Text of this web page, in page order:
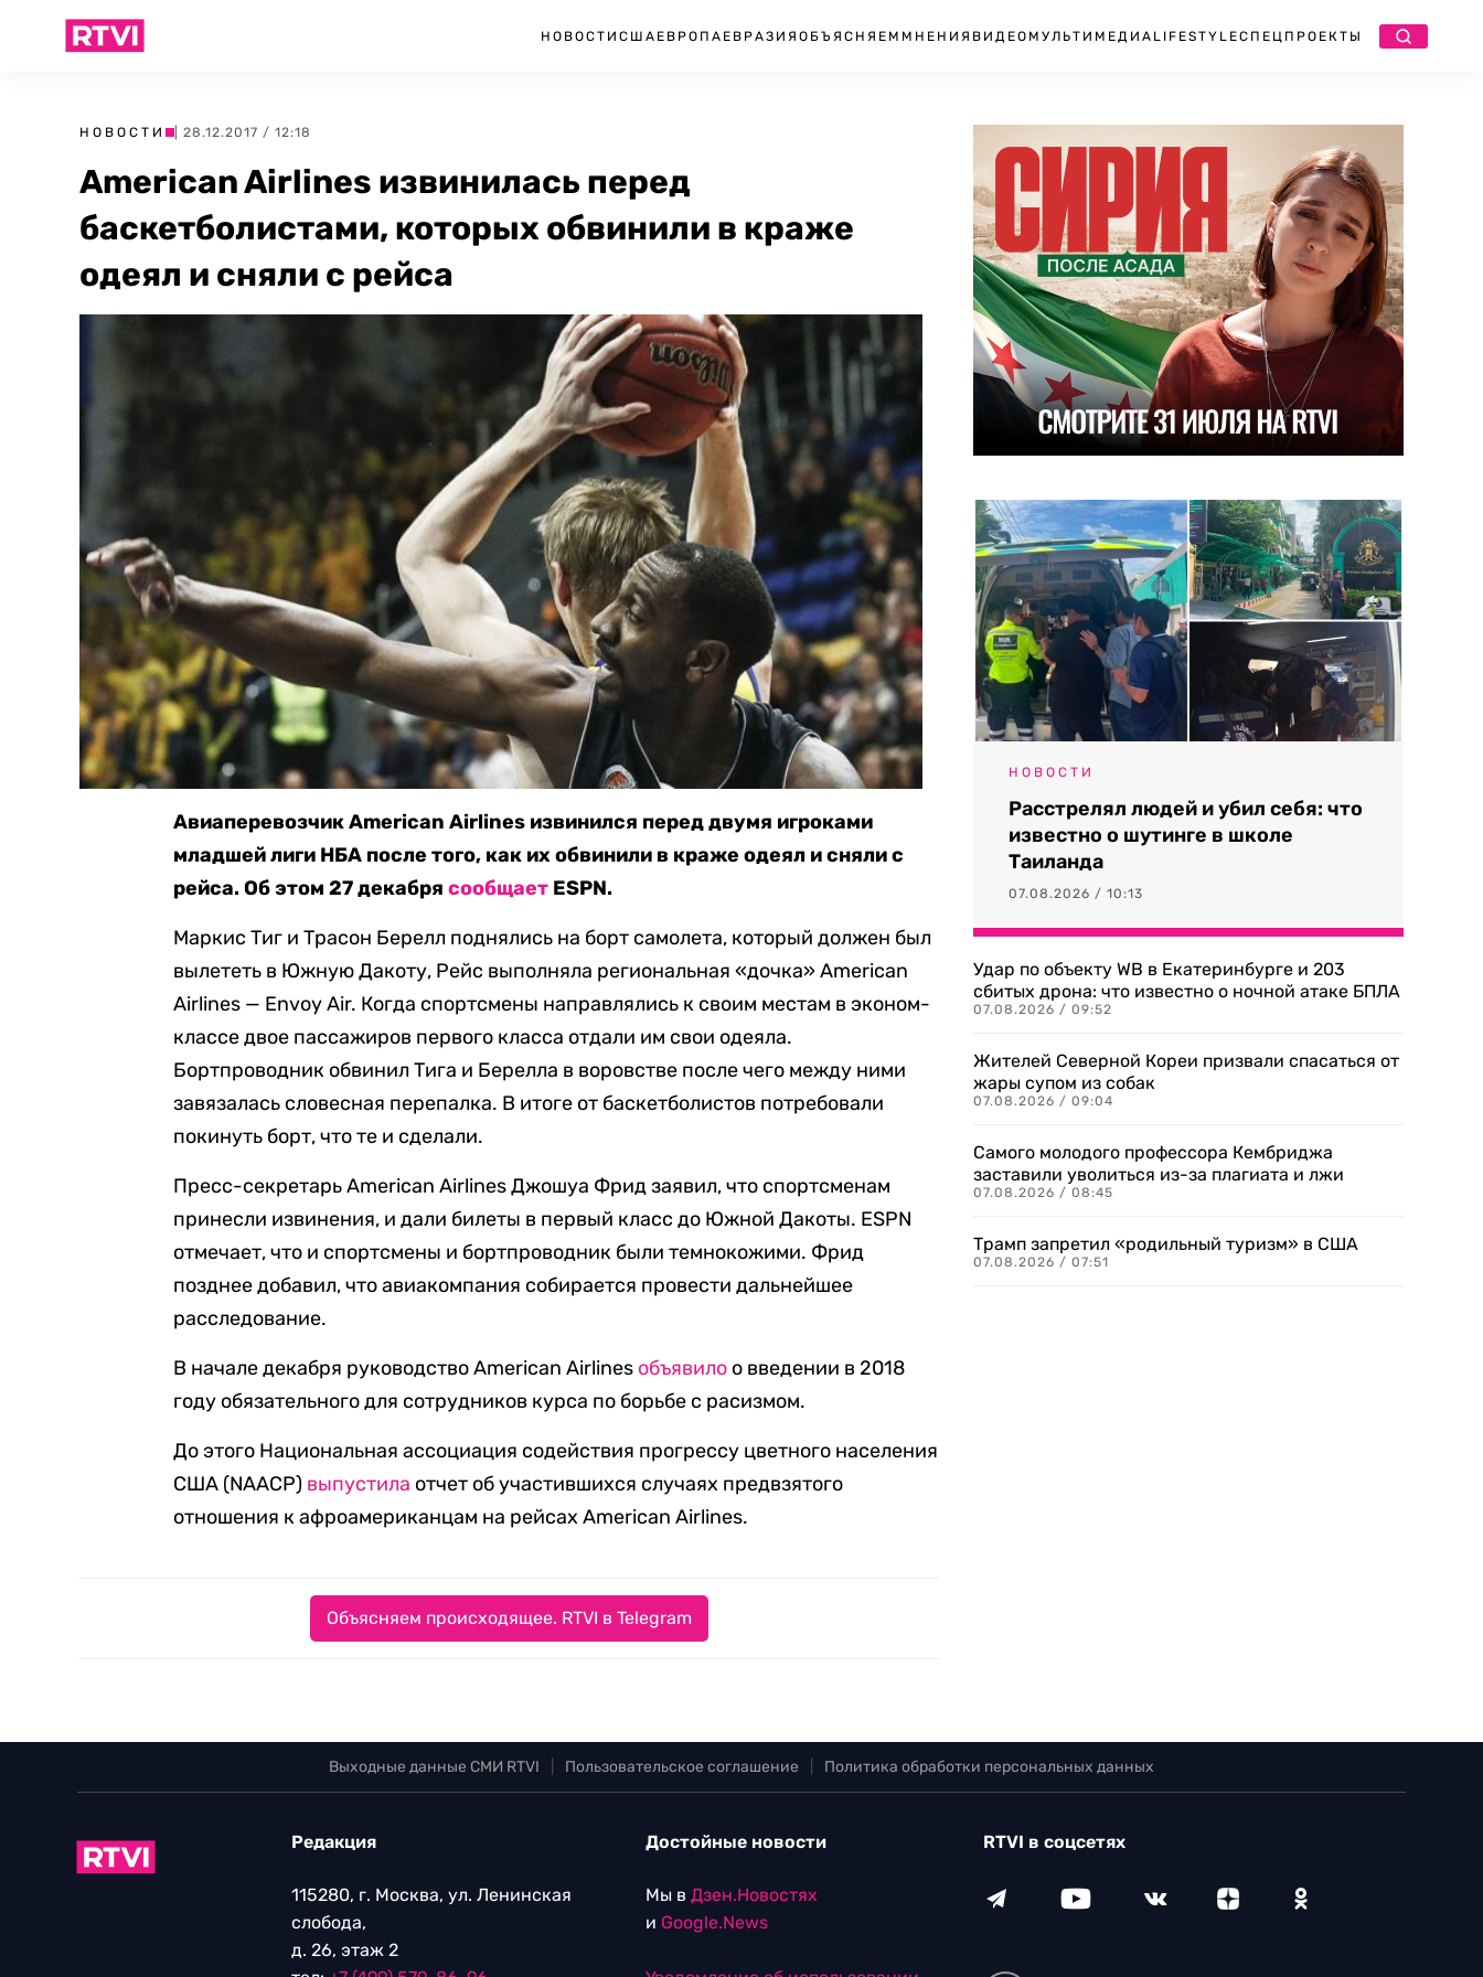
НОВОСТИ США ЕВРОПА ЕВРАЗИЯ ОБЪЯСНЯЕМ МНЕНИЯ ВИДЕО МУЛЬТИМЕДИА LIFESTYLEСПЕЦПРОЕКТЫ
НОВОСТИ | 28.12.2017 / 12:18
American Airlines извинилась перед
баскетболистами, которых обвинили в краже
одеял и сняли с рейса
Авиаперевозчик American Airlines извинился перед двумя игроками
младшей лиги НБА после того, как их обвинили в краже одеял и сняли с
рейса. Об этом 27 декабрясообщает ESPN.
Маркис Тиг и Трасон Берелл поднялись на борт самолета, который должен был
вылететь в Южную Дакоту, Рейс выполняла региональная «дочка» American
Airlines — Envoy Air. Когда спортсмены направлялись к своим местам в эконом-
классе двое пассажиров первого класса отдали им свои одеяла.
Бортпроводник обвинил Тига и Берелла в воровстве после чего между ними
завязалась словесная перепалка. В итоге от баскетболистов потребовали
покинуть борт, что те и сделали.
Пресс-секретарь American Airlines Джошуа Фрид заявил, что спортсменам
принесли извинения, и дали билеты в первый класс до Южной Дакоты. ESPN
отмечает, что и спортсмены и бортпроводник были темнокожими. Фрид
позднее добавил, что авиакомпания собирается провести дальнейшее
расследование.
В начале декабря руководство American Airlines объявило о введении в 2018
году обязательного для сотрудников курса по борьбе с расизмом.
До этого Национальная ассоциация содействия прогрессу цветного населения
США (NAACP) выпустила отчет об участившихся случаях предвзятого
отношения к афроамериканцам на рейсах American Airlines.
Объясняем происходящее. RTVI в Telegram
НОВОСТИ
Расстрелял людей и убил себя: что
известно о шутинге в школе
Таиланда
07.08.2026 / 10:13
Удар по объекту WB в Екатеринбурге и 203
сбитых дрона: что известно о ночной атаке БПЛА
07.08.2026 / 09:52
Жителей Северной Кореи призвали спасаться от
жары супом из собак
07.08.2026 / 09:04
Самого молодого профессора Кембриджа
заставили уволиться из-за плагиата и лжи
07.08.2026 / 08:45
Трамп запретил «родильный туризм» в США
07.08.2026 / 07:51
Выходные данные СМИ RTVI Пользовательское соглашение Политика обработки персональных данных
Редакция
115280, г. Москва, ул. Ленинская
слобода,
д. 26, этаж 2
Достойные новости
Мы в Дзен.Новостях
и Google.News
RTVI в соцсетях